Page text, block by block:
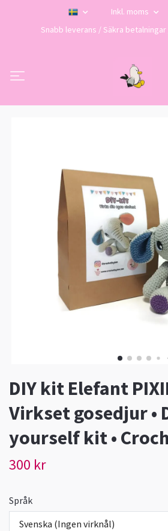
Inkl. moms
Snabb leverans / Säkra
DIY kit Elefant
Virkset gosedjur •
yourself kit •
300 kr
Språk
Svenska (Ingen virknål)